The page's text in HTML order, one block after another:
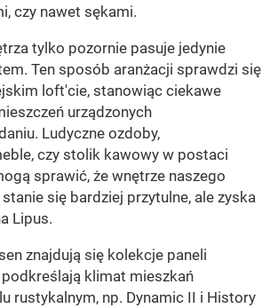
czy nawet sękami.
tylko pozornie pasuje jedynie
Ten sposób aranżacji sprawdzi się
loft'cie, stanowiąc ciekawe
urządzonych
Ludyczne ozdoby,
czy stolik kawowy w postaci
sprawić, że wnętrze naszego
się bardziej przytulne, ale zyska
Lipus.
znajdują się kolekcje paneli
klimat mieszkań
rustykalnym, np. Dynamic II i History